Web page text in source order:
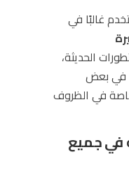
غالبًا في
الحديثة،
في بعض
خاصة في الظروف
في جميع